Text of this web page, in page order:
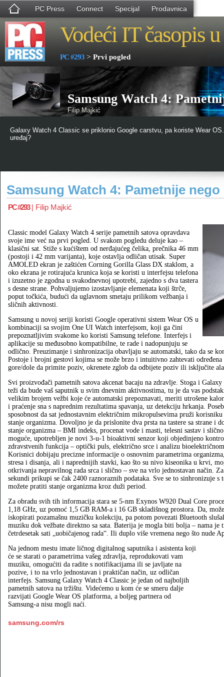
PC Press Connect Specijal Prodavnica
Vodeći IT časopis
PC #293 > Prvi pogled
Samsung Watch 4:
Filip Majkić
Galaxy Watch 4 Classic se priklonio Google carstvu, pa koriste Wear
uređaj?
Samsung Watch 4: Pametnije nego
PC #293| Filip Majkić
Classic model Galaxy Watch 4 serije pametnih satova opravdava
svoje ime već na prvi pogled. U svakom pogledu deluje kao –
klasični sat. Stiže s kućištem od nerđajućeg čelika, prečnika 46 mm
(postoji i 42 mm varijanta), koje ostavlja odličan utisak. Super
AMOLED ekran je zaštićen Corning Gorilla Glass DX staklom, a
oko ekrana je rotirajuća krunica koja se koristi u interfejsu telefona
i izuzetno je zgodna u svakodnevnoj upotrebi, zajedno s dva tastera
s desne strane. Pohvaljujemo izostavljanje elemenata koji štrče,
poput točkića, budući da uglavnom smetaju prilikom vežbanja i
sličnih aktivnosti.
Samsung u novoj seriji koristi Google operativni sistem Wear OS u
kombinaciji sa svojim One UI Watch interfejsom, koji ga čini
prepoznatljivim svakome ko koristi Samsung telefone. Interfejs i
aplikacije su međusobno kompatibilne, te rade i nadopunjuju se
odlično. Preuzimanje i sinhronizacija obavljaju se automatski, tako da se
Postoje i brojni gestovi kojima se može brzo i intuitivno zahtevati
gore/dole da primite poziv, okrenete zglob da odbijete poziv ili isključite
Svi proizvođači pametnih satova akcenat bacaju na zdravlje. Stoga i Galaxy
teži da bude vaš saputnik u svim dnevnim aktivnostima, tu je da vas
velikim brojem vežbi koje će automatski prepoznavati, meriti utrošene
i praćenje sna s naprednim rezultatima spavanja, uz detekciju hrkanja.
sposobnost da sat jednostavnim električnim mikropulsevima pruži
stanje organizma. Dovoljno je da prislonite dva prsta na tastere sa strane i
stanje organizma – BMI indeks, procenat vode i masti, telesni sastav i
moguće, upotrebljen je novi 3-u-1 bioaktivni senzor koji objedinjeno
zdravstvenih funkcija – optički puls, električno srce i analizu
Korisnici dobijaju precizne informacije o osnovnim parametrima
stresa i disanja, ali i naprednijih stavki, kao što su nivo kiseonika u krvi,
otkrivanja nepravilnog rada srca i slično – sve na vrlo jednostavan način. Za
sekundi prikupi se čak 2400 raznoraznih podataka. Sve se to sinhronizuje s
možete pratiti stanje organizma kroz duži period.
Za obradu svih tih informacija stara se 5-nm Exynos W920 Dual Core
1,18 GHz, uz pomoć 1,5 GB RAM-a i 16 GB skladišnog prostora. Da,
iskopirati pozamašnu muzičku kolekciju, pa potom povezati Bluetooth
muziku dok vežbate direktno sa sata. Baterija je mogla biti bolja – nama je
četrdesetak sati „uobičajenog rada“. Ili duplo više vremena nego što nude
Na jednom mestu imate ličnog digitalnog saputnika i asistenta koji
će se starati o parametrima vašeg zdravlja, reprodukovati vam
muziku, omogućiti da radite s notifikacijama ili se javljate na
pozive, i to na vrlo jednostavan i praktičan način, uz odličan
interfejs. Samsung Galaxy Watch 4 Classic je jedan od najboljih
pametnih satova na tržištu. Videćemo u kom će se smeru dalje
razvijati Google Wear OS platforma, a boljeg partnera od
Samsung-a nisu mogli naći.
samsung.com/rs